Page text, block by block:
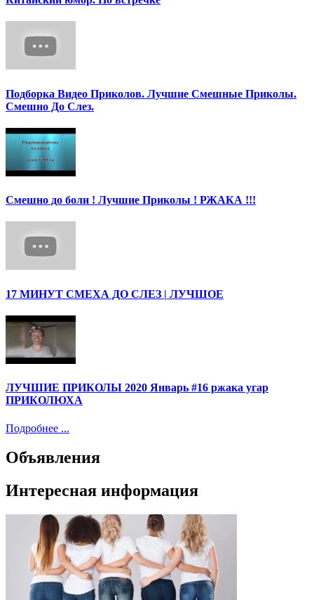
Подборка Видео Приколов. Лучшие Смешные Приколы.
Смешно До Слез.
Смешно до боли ! Лучшие Приколы ! РЖАКА !!!
17 МИНУТ СМЕХА ДО СЛЕЗ | ЛУЧШОЕ
ЛУЧШИЕ ПРИКОЛЫ 2020 Январь #16 ржака угар
ПРИКОЛЮХА
Подробнее ...
Объявления
Интересная информация